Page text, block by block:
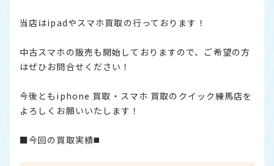
当店はipadやスマホ買取の行っております！
中古スマホの販売も開始しておりますので、ご希望の方
はぜひお問合せください！
今後ともiphone 買取・スマホ 買取のクイック練馬店を
よろしくお願いいたします！
■今回の買取実績◼️